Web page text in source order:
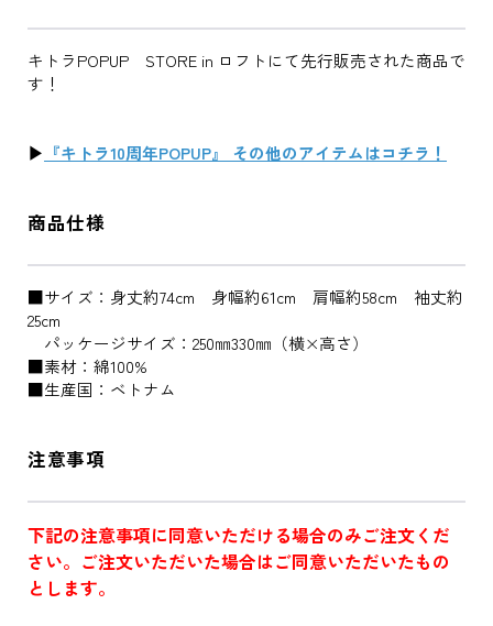
キトラPOPUP STORE in ロフトにて先行販売された商品で
す！
▶ 『キトラ10周年POPUP』 その他のアイテムはコチラ！
商品仕様
■サイズ：身丈約74cm 身幅約61cm 肩幅約58cm 袖丈約
25cm
パッケージサイズ：250㎜330㎜（横×高さ）
■素材：綿100%
■生産国：ベトナム
注意事項
下記の注意事項に同意いただける場合のみご注文くだ
さい。ご注文いただいた場合はご同意いただいたもの
とします。